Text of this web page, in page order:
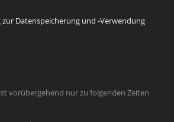
Datenspeicherung und -Verwendung
vorübergehend nur zu folgenden Zeiten